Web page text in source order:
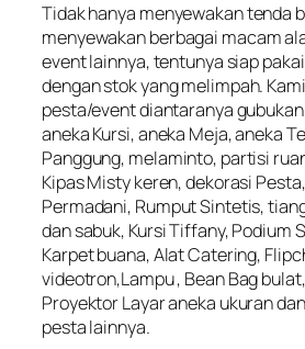
Tidak hanya menyewakan tenda
menyewakan berbagai macam
event lainnya, tentunya siap
dengan stok yang melimpah.
pesta/event diantaranya
aneka Kursi, aneka Meja, aneka
Panggung, melaminto, partisi
Kipas Misty keren, dekorasi
Permadani, Rumput Sintetis,
dan sabuk, Kursi Tiffany, Podium
Karpet buana, Alat Catering,
videotron,Lampu , Bean Bag
Proyektor Layar aneka ukuran
pesta lainnya.